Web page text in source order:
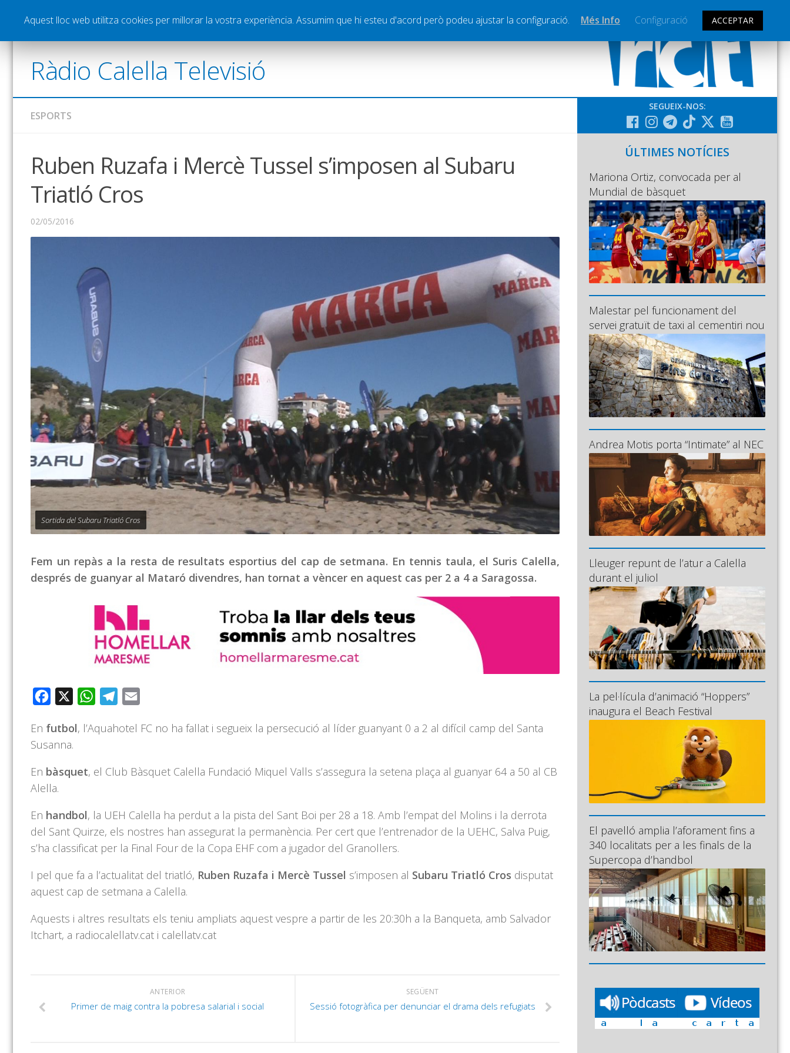
Notícies Esports Pòdcasts Vídeos Graella Publicitat Contacte
Ràdio Calella Televisió
ESPORTS
Ruben Ruzafa i Mercè Tussel s’imposen al Subaru
Triatló Cros
02/05/2016
Sortida del Subaru Triatló Cros
Fem un repàs a la resta de resultats esportius del cap de setmana. En tennis taula, el Suris Calella,
després de guanyar al Mataró divendres, han tornat a vèncer en aquest cas per 2 a 4 a Saragossa.
Facebook WhatsAppTelegram
En futbol, l’Aquahotel FC no ha fallat i segueix la persecució al líder guanyant 0 a 2 al difícil camp del Santa
Susanna.
En bàsquet, el Club Bàsquet Calella Fundació Miquel Valls s’assegura la setena plaça al guanyar 64 a 50 al CB
Alella.
En handbol, la UEH Calella ha perdut a la pista del Sant Boi per 28 a 18. Amb l’empat del Molins i la derrota
del Sant Quirze, els nostres han assegurat la permanència. Per cert que l’entrenador de la UEHC, Salva Puig,
s’ha classificat per la Final Four de la Copa EHF com a jugador del Granollers.
I pel que fa a l’actualitat del triatló, Ruben Ruzafa i Mercè Tussel s’imposen al Subaru Triatló Cros disputat
aquest cap de setmana a Calella.
Aquests i altres resultats els teniu ampliats aquest vespre a partir de les 20:30h a la Banqueta, amb Salvador
Itchart, a radiocalellatv.cat i calellatv.cat
SEGÜENT
Sessió fotogràfica per denunciar el drama dels refugiats
ANTERIOR
Primer de maig contra la pobresa salarial i social
SEGUEIX-NOS:
ÚLTIMES NOTÍCIES
Mariona Ortiz, convocada per al
Mundial de bàsquet
Malestar pel funcionament del
servei gratuït de taxi al cementiri nou
Andrea Motis porta “Intimate” al NEC
Lleuger repunt de l’atur a Calella
durant el juliol
La pel·lícula d’animació “Hoppers”
inaugura el Beach Festival
El pavelló amplia l’aforament fins a
340 localitats per a les finals de la
Supercopa d’handbol
Aquest lloc web utilitza cookies per millorar la vostra experiència. Assumim que hi esteu d'acord però podeu ajustar la configuració. Més Info Configuració ACCEPTAR